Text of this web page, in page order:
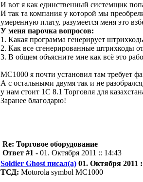
И вот я как единственный системщик
И так та компания у которой мы
умеренную плату, разумеется меня это
У меня парочка вопросов:
1. Какая программа генерирует
2. Как все сгенерированные штрихкоды
3. В общем объясните мне как всё это
MC1000 я почти установил там требует
А с остальными двумя так и не
у нам стоит 1С 8.1 Торговля для
Заранее благодарю!
Re: Торговое оборудование
Ответ #1 - 01. Октября 2011 :: 14:43
Soldier Ghost писал(а) 01. Октября 2011
ТСД: Motorola symbol MC1000